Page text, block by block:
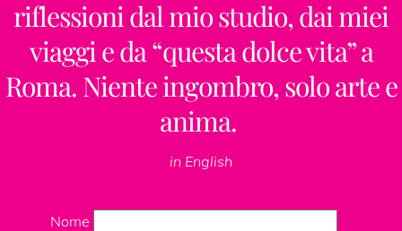
riflessioni dal mio studio, dai miei
viaggi e da “questa dolce vita” a
Roma. Niente ingombro, solo arte e
anima.
in English
Nome